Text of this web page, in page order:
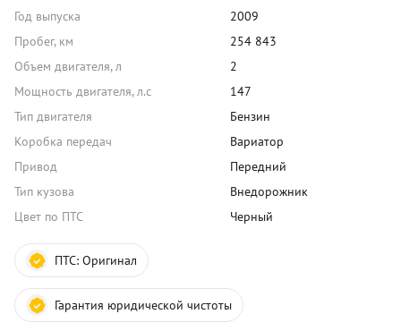
Год выпуска
2009
Пробег, км
254 843
Объем двигателя, л
2
Мощность двигателя, л.с
147
Тип двигателя
Бензин
Коробка передач
Вариатор
Привод
Передний
Тип кузова
Внедорожник
Цвет по ПТС
Черный
ПТС: Оригинал
Гарантия юридической чистоты